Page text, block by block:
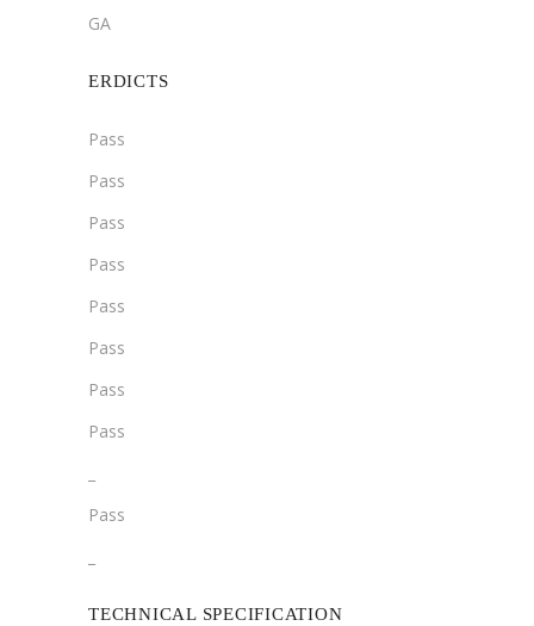
GA
ERDICTS
Pass
Pass
Pass
Pass
Pass
Pass
Pass
Pass
Pass
TECHNICAL SPECIFICATION